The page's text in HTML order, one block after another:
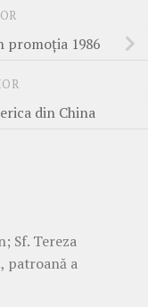
1986
din China
Sf. Tereza
patroană a